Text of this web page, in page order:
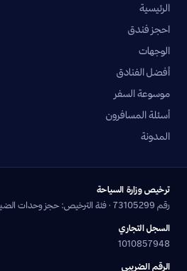
الرئيسية
احجز فندق
الوجهات
أفضل الفنادق
موسوعة السفر
أسئلة المسافرون
المدونة
ترخيص وزارة السياحة
رقم 73105299 · فئة الترخيص: حجز وحدات الضيافة وتنظيم الرحلات السياحية
السجل التجاري
1010857948
الرقم الضريبي